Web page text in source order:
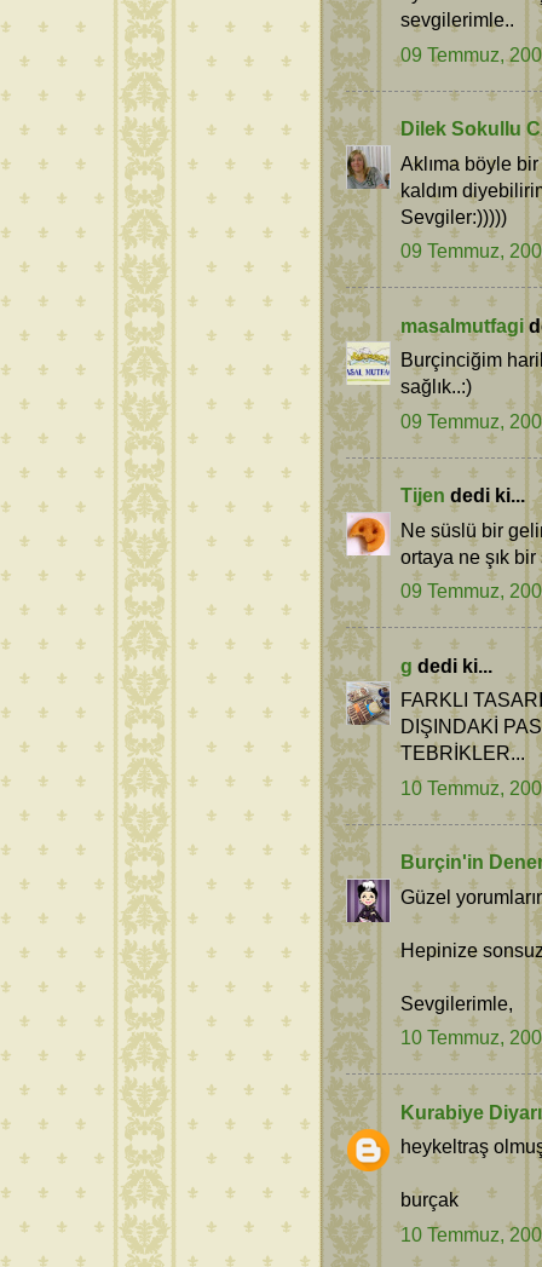
sevgilerimle..
09 Temmuz,
Dilek Sokullu
Aklıma böyle
kaldım
Sevgiler:)))))
09 Temmuz,
masalmutfagi
Burçinciğim
sağlık..:)
09 Temmuz,
Tijen dedi ki...
Ne süslü bir
ortaya ne şık bir
09 Temmuz,
g dedi ki...
FARKLI
DIŞINDAKİ
TEBRİKLER...
10 Temmuz,
Burçin'in
Güzel
Hepinize
Sevgilerimle,
10 Temmuz,
Kurabiye Diyarı
heykeltraş
burçak
10 Temmuz,